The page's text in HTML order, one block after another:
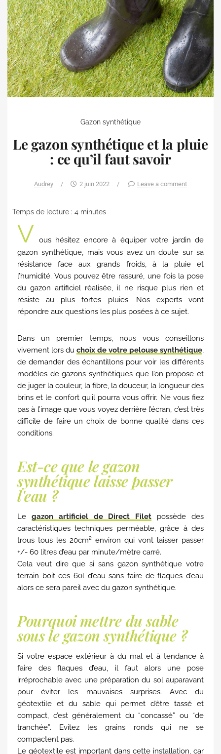
Gazon synthétique
Le gazon synthétique et la pluie
: ce qu’il faut savoir
Audrey / 2 juin 2022 / Leave a comment
Temps de lecture : 4 minutes
V
ous hésitez encore à équiper votre jardin de
gazon synthétique, mais vous avez un doute sur sa
résistance face aux grands froids, à la pluie et
l’humidité. Vous pouvez être rassuré, une fois la pose
du gazon artificiel réalisée, il ne risque plus rien et
résiste au plus fortes pluies. Nos experts vont
répondre aux questions les plus posées à ce sujet.
Dans un premier temps, nous vous conseillons
vivement lors du choix de votre pelouse synthétique,
de demander des échantillons pour voir les différents
modèles de gazons synthétiques que l’on propose et
de juger la couleur, la fibre, la douceur, la longueur des
brins et le confort qu’il pourra vous offrir. Ne vous fiez
pas à l’image que vous voyez derrière l’écran, c’est très
difficile de faire un choix de bonne qualité dans ces
conditions.
Est-ce que le gazon
synthétique laisse passer
l'eau ?
Le gazon artificiel de Direct Filet possède des
caractéristiques techniques perméable, grâce à des
trous tous les 20cm² environ qui vont laisser passer
+/- 60 litres d’eau par minute/mètre carré.
Cela veut dire que si sans gazon synthétique votre
terrain boit ces 60l d’eau sans faire de flaques d’eau
alors ce sera pareil avec du gazon synthétique.
Pourquoi mettre du sable
sous le gazon synthétique ?
Si votre espace extérieur à du mal et à tendance à
faire des flaques d’eau, il faut alors une pose
irréprochable avec une préparation du sol auparavant
pour éviter les mauvaises surprises. Avec du
géotextile et du sable qui permet d’être tassé et
compact, c’est généralement du “concassé” ou “de
tranchée”. Evitez les grains ronds qui ne se
compactent pas.
Le géotextile est important dans cette installation, car